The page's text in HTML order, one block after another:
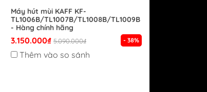
Máy hút mùi KAFF KF-
TL1006B/TL1007B/TL1008B/TL1009B
- Hàng chính hãng
3.150.000₫ 5.090.000₫ - 38%
Thêm vào so sánh